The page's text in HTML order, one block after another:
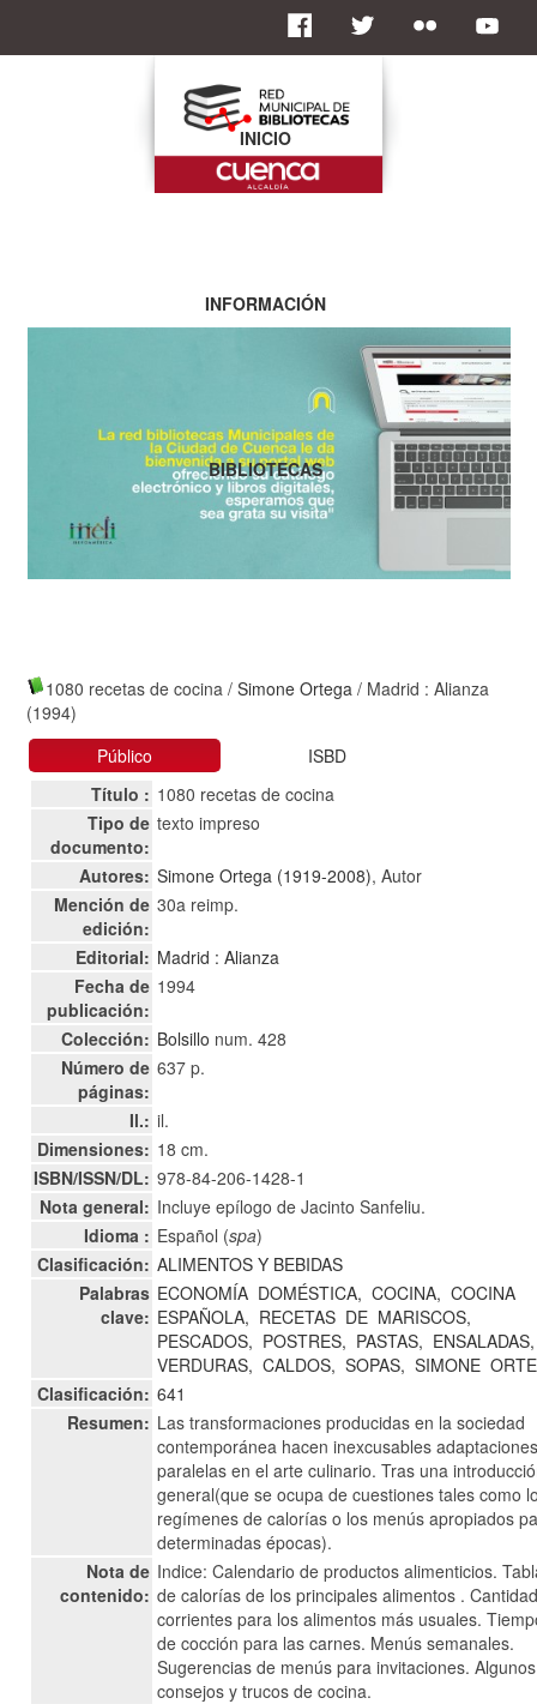
1080 recetas de cocina /Simone Ortega / Madrid : Alianza
(1994)
Público
ISBD
Título : 1080 recetas de cocina
Tipo de
documento:
texto impreso
Autores: Simone Ortega (1919-2008), Autor
Mención de
edición:
30a reimp.
Editorial: Madrid : Alianza
Fecha de
publicación:
1994
Colección: Bolsillo num. 428
Número de
páginas:
637 p.
Il.: il.
Dimensiones: 18 cm.
ISBN/ISSN/DL: 978-84-206-1428-1
Nota general: Incluye epílogo de Jacinto Sanfeliu.
Idioma : Español (spa)
Clasificación: ALIMENTOS Y BEBIDAS
Palabras
clave:
ECONOMÍA DOMÉSTICA, COCINA, COCINA
ESPAÑOLA, RECETAS DE MARISCOS,
PESCADOS, POSTRES, PASTAS, ENSALADAS,
VERDURAS, CALDOS, SOPAS, SIMONE
Clasificación: 641
Resumen: Las transformaciones producidas en la sociedad
contemporánea hacen inexcusables
paralelas en el arte culinario. Tras una
general(que se ocupa de cuestiones tales como
regímenes de calorías o los menús apropiados
determinadas épocas).
Nota de
contenido:
Indice: Calendario de productos alimenticios.
de calorías de los principales alimentos .
corrientes para los alimentos más usuales.
de cocción para las carnes. Menús semanales.
Sugerencias de menús para invitaciones. Algunos
consejos y trucos de cocina.
INICIO
INFORMACIÓN
BIBLIOTECAS